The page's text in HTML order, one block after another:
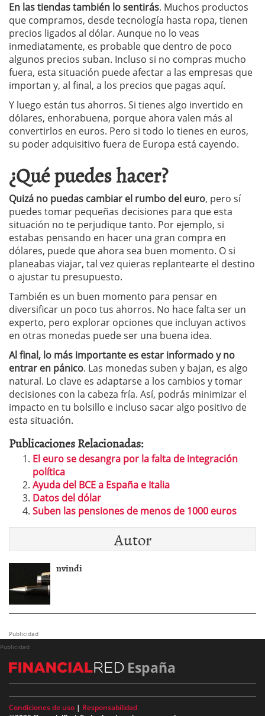
En las tiendas también lo sentirás. Muchos productos
que compramos, desde tecnología hasta ropa, tienen
precios ligados al dólar. Aunque no lo veas
inmediatamente, es probable que dentro de poco
algunos precios suban. Incluso si no compras mucho
fuera, esta situación puede afectar a las empresas que
importan y, al final, a los precios que pagas aquí.
Y luego están tus ahorros. Si tienes algo invertido en
dólares, enhorabuena, porque ahora valen más al
convertirlos en euros. Pero si todo lo tienes en euros,
su poder adquisitivo fuera de Europa está cayendo.
¿Qué puedes hacer?
Quizá no puedas cambiar el rumbo del euro, pero sí
puedes tomar pequeñas decisiones para que esta
situación no te perjudique tanto. Por ejemplo, si
estabas pensando en hacer una gran compra en
dólares, puede que ahora sea buen momento. O si
planeabas viajar, tal vez quieras replantearte el destino
o ajustar tu presupuesto.
También es un buen momento para pensar en
diversificar un poco tus ahorros. No hace falta ser un
experto, pero explorar opciones que incluyan activos
en otras monedas puede ser una buena idea.
Al final, lo más importante es estar informado y no
entrar en pánico. Las monedas suben y bajan, es algo
natural. Lo clave es adaptarse a los cambios y tomar
decisiones con la cabeza fría. Así, podrás minimizar el
impacto en tu bolsillo e incluso sacar algo positivo de
esta situación.
Publicaciones Relacionadas:
El euro se desangra por la falta de integración
política
Ayuda del BCE a España e Italia
Datos del dólar
Suben las pensiones de menos de 1000 euros
Autor
nvindi
Publicidad
Publicidad
España
Condiciones de uso | Responsabilidad